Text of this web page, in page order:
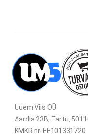
Uuem Viis OÜ
Aardla 23B, Tartu,
KMKR nr. EE101331720